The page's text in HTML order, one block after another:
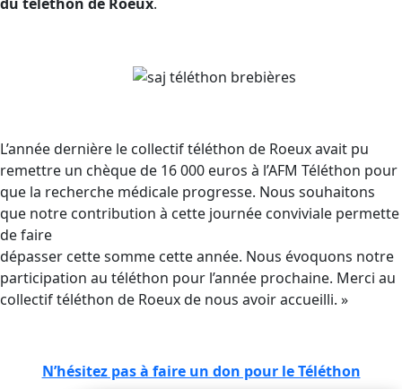
L’année dernière le collectif téléthon de Roeux avait pu
remettre un chèque de 16 000 euros à l’AFM Téléthon pour
que la recherche médicale progresse. Nous souhaitons
que notre contribution à cette journée conviviale permette
de faire
dépasser cette somme cette année. Nous évoquons notre
participation au téléthon pour l’année prochaine. Merci au
collectif téléthon de Roeux de nous avoir accueilli. »
N’hésitez pas à faire un don pour le Téléthon